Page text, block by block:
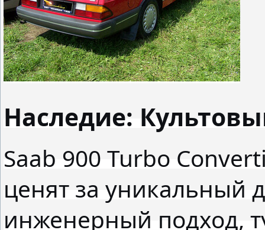
Наследие:
Saab 900 Turbo
ценят за уникальный
инженерный подход,